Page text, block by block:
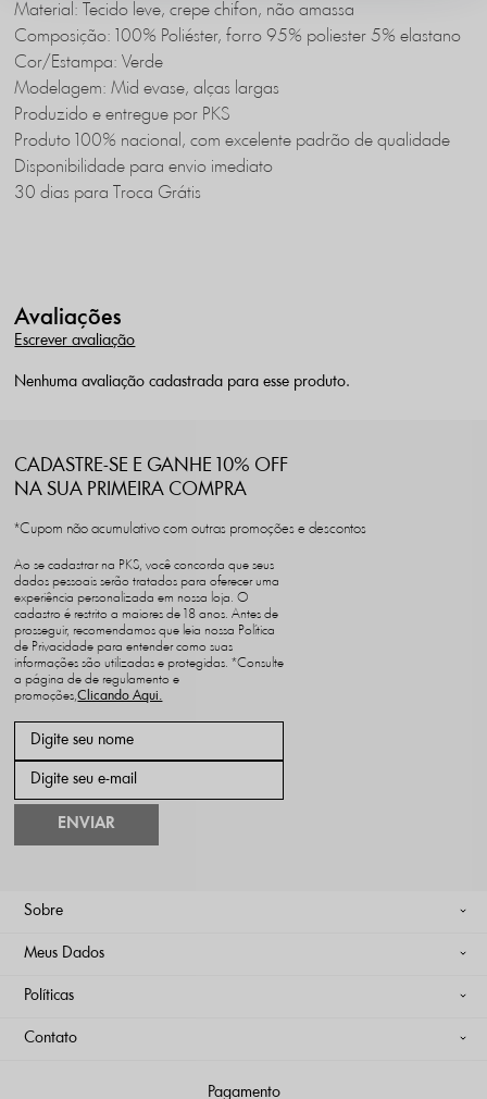
Material: Tecido leve, crepe chifon, não amassa
Composição: 100% Poliéster, forro 95% poliester 5% elastano
Cor/Estampa: Verde
Modelagem: Mid evase, alças largas
Produzido e entregue por PKS
Produto 100% nacional, com excelente padrão de qualidade
Disponibilidade para envio imediato
30 dias para Troca Grátis
Avaliações
Escrever avaliação
Nenhuma avaliação cadastrada para esse produto.
CADASTRE-SE E GANHE 10% OFF
NA SUA PRIMEIRA COMPRA
*Cupom não acumulativo com outras promoções e descontos
ENVIAR
Ao se cadastrar na PKS, você concorda que seus
dados pessoais serão tratados para oferecer uma
experiência personalizada em nossa loja. O
cadastro é restrito a maiores de 18 anos. Antes de
prosseguir, recomendamos que leia nossa Política
de Privacidade para entender como suas
informações são utilizadas e protegidas. *Consulte
a página de de regulamento e
promoções,
Sobre
Meus Dados
Políticas
Contato
Pagamento